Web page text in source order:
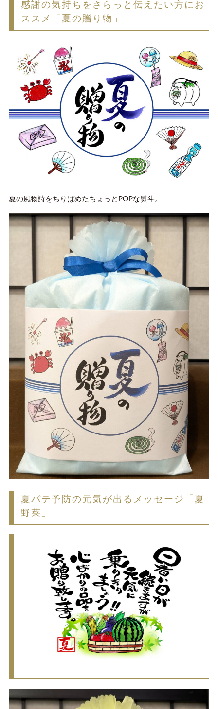
感謝の気持ちをさらっと伝えたい方にお
ススメ「夏の贈り物」
夏の風物詩をちりばめたちょっとPOPな熨斗。
夏バテ予防の元気が出るメッセージ「夏
野菜」